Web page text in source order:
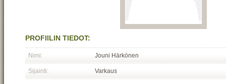
PROFIILIN TIEDOT:
Nimi: Jouni Härkönen
Sijainti: Varkaus